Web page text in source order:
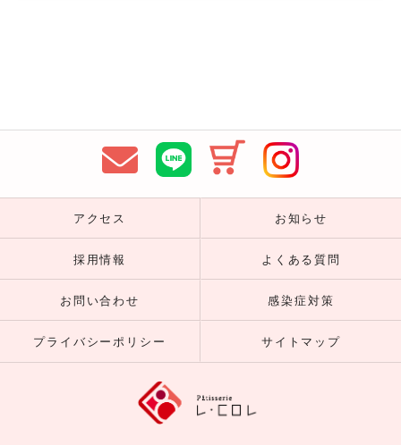
アクセス お知らせ
採用情報 よくある質問
お問い合わせ 感染症対策
プライバシーポリシー サイトマップ